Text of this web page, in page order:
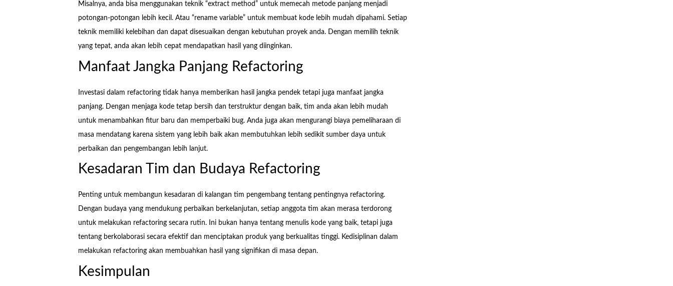
Misalnya, anda bisa menggunakan teknik “extract method” untuk memecah metode panjang menjadi
potongan-potongan lebih kecil. Atau “rename variable” untuk membuat kode lebih mudah dipahami. Setiap
teknik memiliki kelebihan dan dapat disesuaikan dengan kebutuhan proyek anda. Dengan memilih teknik
yang tepat, anda akan lebih cepat mendapatkan hasil yang diinginkan.
Manfaat Jangka Panjang Refactoring
Investasi dalam refactoring tidak hanya memberikan hasil jangka pendek tetapi juga manfaat jangka
panjang. Dengan menjaga kode tetap bersih dan terstruktur dengan baik, tim anda akan lebih mudah
untuk menambahkan fitur baru dan memperbaiki bug. Anda juga akan mengurangi biaya pemeliharaan di
masa mendatang karena sistem yang lebih baik akan membutuhkan lebih sedikit sumber daya untuk
perbaikan dan pengembangan lebih lanjut.
Kesadaran Tim dan Budaya Refactoring
Penting untuk membangun kesadaran di kalangan tim pengembang tentang pentingnya refactoring.
Dengan budaya yang mendukung perbaikan berkelanjutan, setiap anggota tim akan merasa terdorong
untuk melakukan refactoring secara rutin. Ini bukan hanya tentang menulis kode yang baik, tetapi juga
tentang berkolaborasi secara efektif dan menciptakan produk yang berkualitas tinggi. Kedisiplinan dalam
melakukan refactoring akan membuahkan hasil yang signifikan di masa depan.
Kesimpulan